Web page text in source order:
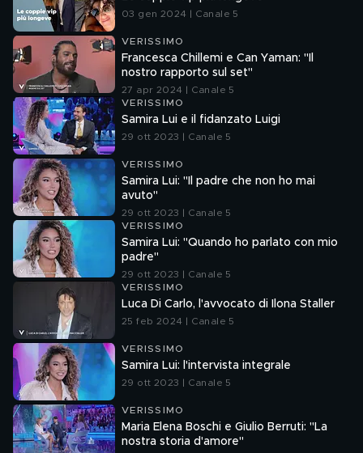
03 gen 2024 | Canale 5
VERISSIMO
Francesca Chillemi e Can Yaman: "Il
nostro rapporto sul set"
27 apr 2024 | Canale 5
VERISSIMO
Samira Lui e il fidanzato Luigi
29 ott 2023 | Canale 5
VERISSIMO
Samira Lui: "Il padre che non ho mai
avuto"
29 ott 2023 | Canale 5
VERISSIMO
Samira Lui: "Quando ho parlato con mio
padre"
29 ott 2023 | Canale 5
VERISSIMO
Luca Di Carlo, l'avvocato di Ilona Staller
25 feb 2024 | Canale 5
VERISSIMO
Samira Lui: l'intervista integrale
29 ott 2023 | Canale 5
VERISSIMO
Maria Elena Boschi e Giulio Berruti: "La
nostra storia d'amore"